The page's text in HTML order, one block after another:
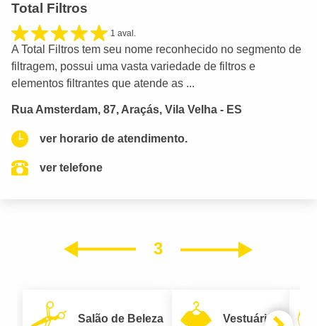
Total Filtros
1 aval.
A Total Filtros tem seu nome reconhecido no segmento de
filtragem, possui uma vasta variedade de filtros e
elementos filtrantes que atende as ...
Rua Amsterdam, 87, Araçás, Vila Velha - ES
ver horario de atendimento.
ver telefone
3
Salão de Beleza Vestuário